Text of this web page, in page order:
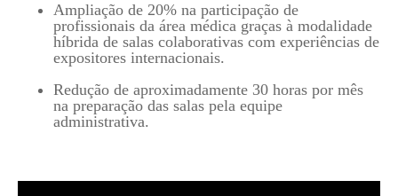
Ampliação de 20% na participação de
profissionais da área médica graças à modalidade
híbrida de salas colaborativas com experiências de
expositores internacionais.
Redução de aproximadamente 30 horas por mês
na preparação das salas pela equipe
administrativa.